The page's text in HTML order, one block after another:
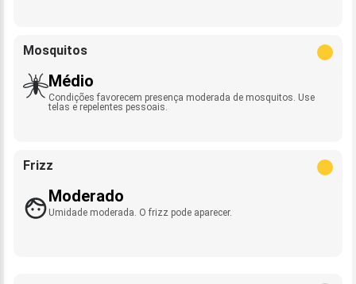
Mosquitos
Médio
Condições favorecem presença moderada de mosquitos. Use
telas e repelentes pessoais.
Frizz
Moderado
Umidade moderada. O frizz pode aparecer.